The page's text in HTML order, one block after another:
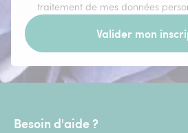
traitement de mes données
Valider mon
Besoin d'aide ?